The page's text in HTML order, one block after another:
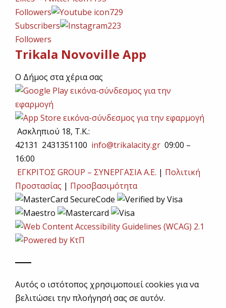
Followers
729
Subscribers
223
Followers
Trikala Novoville App
Ο Δήμος στα χέρια σας
Ασκληπιού 18, T.K.:
42131 2431351100 info@trikalacity.gr 09:00 –
16:00
ΕΓΚΡΙΤΟΣ GROUP – ΣΥΝΕΡΓΑΣΙΑ Α.Ε. | Πολιτική
Προστασίας | Προσβασιμότητα
Αυτός ο ιστότοπος χρησιμοποιεί cookies για να
βελιτώσει την πλοήγησή σας σε αυτόν.